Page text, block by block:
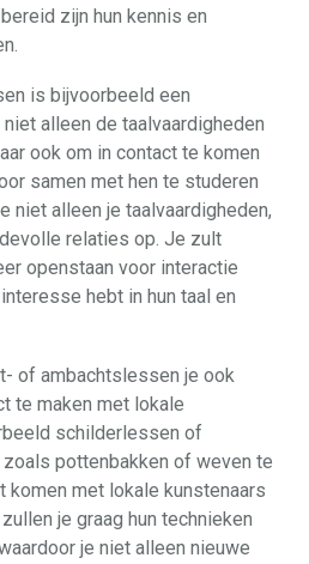
zijn hun kennis en
is bijvoorbeeld een
alleen de taalvaardigheden
ook om in contact te komen
samen met hen te studeren
niet alleen je taalvaardigheden,
relaties op. Je zult
openstaan ​​voor interactie
hebt in hun taal en
of ambachtslessen je ook
te maken met lokale
schilderlessen of
pottenbakken of weven te
komen met lokale kunstenaars
je graag hun technieken
je niet alleen nieuwe